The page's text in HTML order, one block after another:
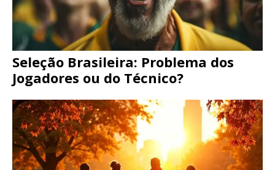
Seleção Brasileira: Problema dos
Jogadores ou do Técnico?